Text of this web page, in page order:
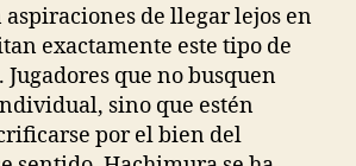
aspiraciones de llegar lejos en
exactamente este tipo de
que no busquen
sino que estén
por el bien del